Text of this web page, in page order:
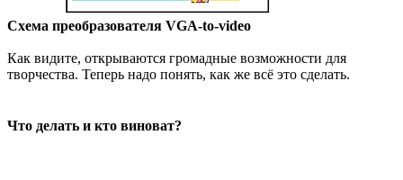
Схема преобразователя VGA-to-video
Как видите, открываются громадные возможности для
творчества. Теперь надо понять, как же всё это сделать.
Что делать и кто виноват?